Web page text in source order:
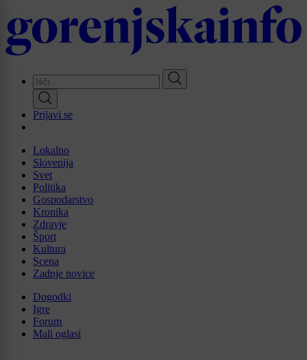
to
main
content
Prijavi se
Lokalno
Slovenija
Svet
Politika
Gospodarstvo
Kronika
Zdravje
Šport
Kultura
Scena
Zadnje novice
Dogodki
Igre
Forum
Mali oglasi